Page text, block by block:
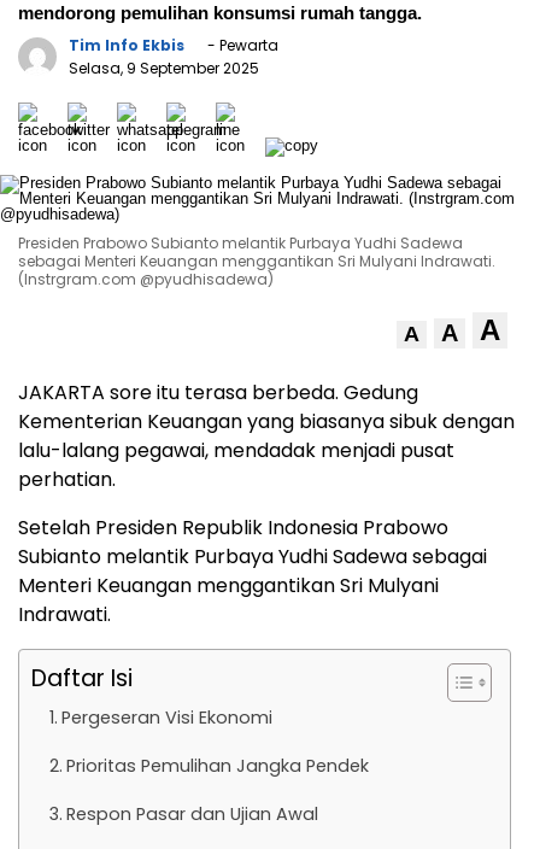
mendorong pemulihan konsumsi rumah tangga.
Tim Info Ekbis
- Pewarta
Selasa, 9 September 2025
Presiden Prabowo Subianto melantik Purbaya Yudhi Sadewa
sebagai Menteri Keuangan menggantikan Sri Mulyani Indrawati.
(Instrgram.com @pyudhisadewa)
A A A
JAKARTA sore itu terasa berbeda. Gedung
Kementerian Keuangan yang biasanya sibuk dengan
lalu-lalang pegawai, mendadak menjadi pusat
perhatian.
Setelah Presiden Republik Indonesia Prabowo
Subianto melantik Purbaya Yudhi Sadewa sebagai
Menteri Keuangan menggantikan Sri Mulyani
Indrawati.
Daftar Isi
Pergeseran Visi Ekonomi
Prioritas Pemulihan Jangka Pendek
Respon Pasar dan Ujian Awal